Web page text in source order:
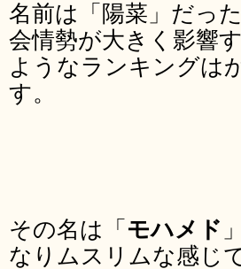
名前は「陽菜」だっ
会情勢が大きく影響
ようなランキングは
す。
その名は「 モハメド
なりムスリムな感じ